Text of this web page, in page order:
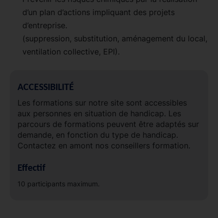
d’un plan d’actions impliquant des projets
d’entreprise.
(suppression, substitution, aménagement du local,
ventilation collective, EPI).
ACCESSIBILITÉ
Les formations sur notre site sont accessibles
aux personnes en situation de handicap. Les
parcours de formations peuvent être adaptés sur
demande, en fonction du type de handicap.
Contactez en amont nos conseillers formation.
Effectif
10 participants maximum.